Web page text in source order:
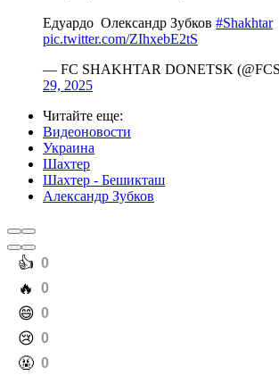
Едуардо ️ Олександр Зубков #Shakhtar
pic.twitter.com/ZIhxebE2tS
— FC SHAKHTAR DONETSK
29, 2025
Читайте еще:
Видеоновости
Украина
Шахтер
Шахтер - Бешикташ
Александр Зубков
️👍 0
️🔥 0
️😄 0
️😢 0
️🤬 0